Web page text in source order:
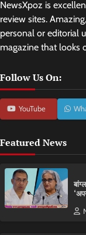
NewsXpoz is
review sites.
personal or editorial
magazine that looks
Follow Us On:
YouTube
Featured News